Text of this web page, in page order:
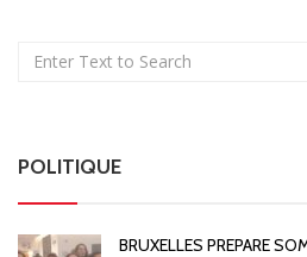
POLITIQUE
BRUXELLES PREPARE